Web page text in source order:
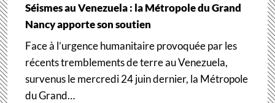
Séismes au Venezuela : la Métropole du Grand
Nancy apporte son soutien
Face à l’urgence humanitaire provoquée par les
récents tremblements de terre au Venezuela,
survenus le mercredi 24 juin dernier, la Métropole
du Grand…